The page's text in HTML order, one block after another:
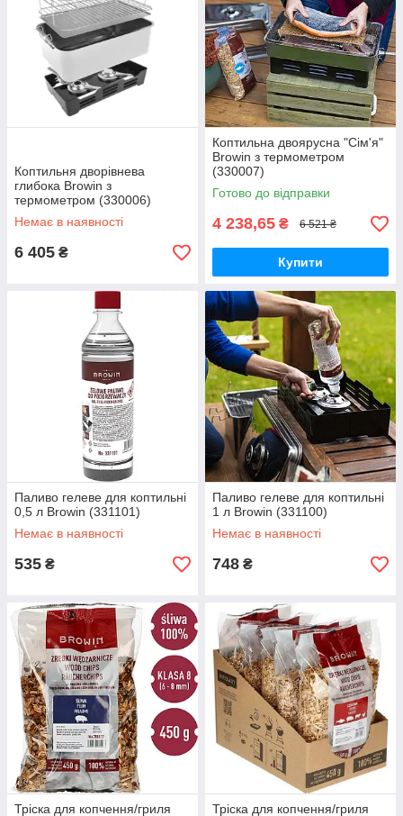
Коптильня дворівнева
глибока Browin з
термометром (330006)
Немає в наявності
6 405 ₴
Коптильна двоярусна "Сім'я"
Browin з термометром
(330007)
Готово до відправки
4 238,65 ₴ 6 521 ₴
Купити
Паливо гелеве для коптильні
0,5 л Browin (331101)
Немає в наявності
535 ₴
Паливо гелеве для коптильні
1 л Browin (331100)
Немає в наявності
748 ₴
Тріска для копчення/гриля
Тріска для копчення/гриля